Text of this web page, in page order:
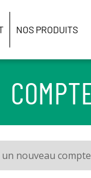
NOS PRODUITS
nouveau compte